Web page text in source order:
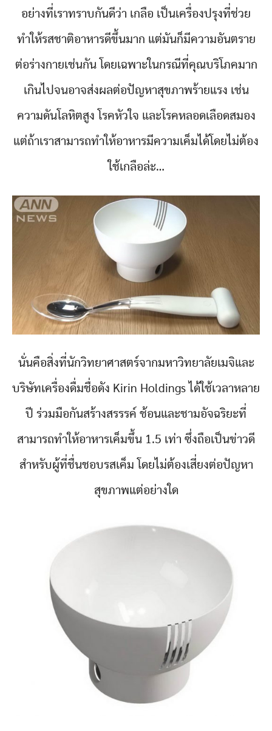
อย่างที่เราทราบกันดีว่า เกลือ เป็นเครื่องปรุงที่ช่วย
ทำให้รสชาติอาหารดีขึ้นมาก แต่มันก็มีความอันตราย
ต่อร่างกายเช่นกัน โดยเฉพาะในกรณีที่คุณบริโภคมาก
เกินไปจนอาจส่งผลต่อปัญหาสุขภาพร้ายแรง เช่น
ความดันโลหิตสูง โรคหัวใจ และโรคหลอดเลือดสมอง
แต่ถ้าเราสามารถทำให้อาหารมีความเค็มได้โดยไม่ต้อง
ใช้เกลือล่ะ…
นั่นคือสิ่งที่นักวิทยาศาสตร์จากมหาวิทยาลัยเมจิและ
บริษัทเครื่องดื่มชื่อดัง Kirin Holdings ได้ใช้เวลาหลาย
ปี ร่วมมือกันสร้างสรรรค์ ช้อนและชามอัจฉริยะที่
สามารถทำให้อาหารเค็มขึ้น 1.5 เท่า ซึ่งถือเป็นข่าวดี
สำหรับผู้ที่ชื่นชอบรสเค็ม โดยไม่ต้องเสี่ยงต่อปัญหา
สุขภาพแต่อย่างใด